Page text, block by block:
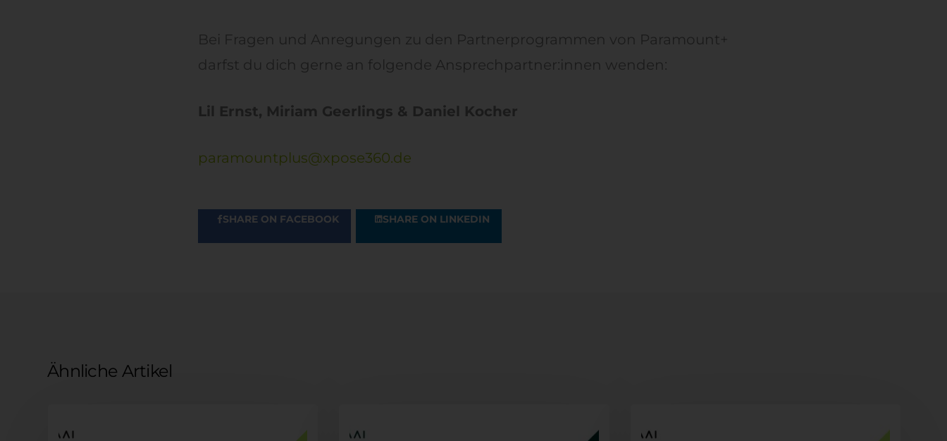
Bei Fragen und Anregungen zu den Partnerprogrammen von Paramount+
darfst du dich gerne an folgende Ansprechpartner:innen wenden:
Lil Ernst, Miriam Geerlings & Daniel Kocher
paramountplus@xpose360.de
SHARE ON FACEBOOK SHARE ON LINKEDIN
Ähnliche Artikel